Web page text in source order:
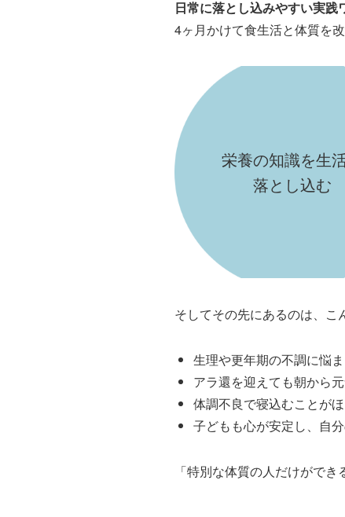
日常に落とし込みやすい実践
4ヶ月かけて食生活と体質を改
栄養の知識を生
落とし込む
そしてその先にあるのは、こ
生理や更年期の不調に悩
アラ還を迎えても朝から
体調不良で寝込むことが
子どもも心が安定し、自
「特別な体質の人だけができ